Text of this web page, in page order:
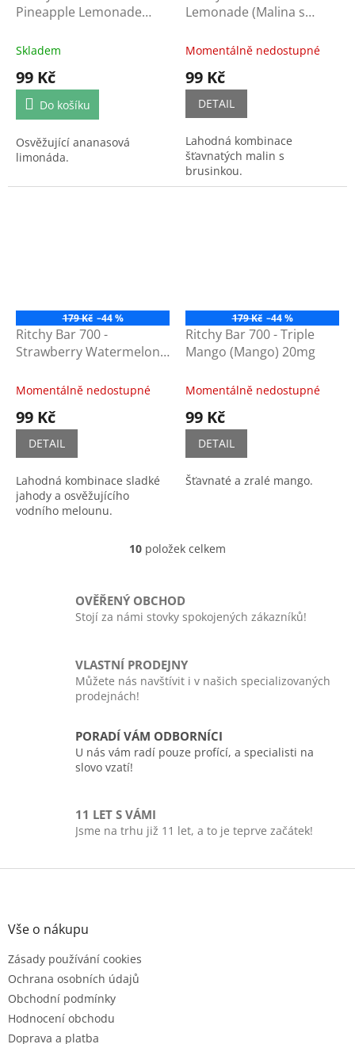
Pineapple Lemonade
20mg
Skladem
99 Kč
Do košíku
Osvěžující ananasová
limonáda.
Lemonade (Malina s
Momentálně nedostupné
99 Kč
DETAIL
Lahodná kombinace
šťavnatých malin s
brusinkou.
179 Kč –44 %
Ritchy Bar 700 -
Strawberry Watermelon
melounem) 20mg
Momentálně nedostupné
99 Kč
DETAIL
Lahodná kombinace sladké
jahody a osvěžujícího
vodního melounu.
179 Kč –44 %
Ritchy Bar 700 - Triple
Mango (Mango) 20mg
Momentálně nedostupné
99 Kč
DETAIL
Šťavnaté a zralé mango.
O
á
d
í
p
r
y
v
u
10 položek celkem
OVĚŘENÝ OBCHOD
Stojí za námi stovky spokojených zákazníků!
VLASTNÍ PRODEJNY
Můžete nás navštívit i v našich specializovaných
prodejnách!
PORADÍ VÁM ODBORNÍCI
U nás vám radí pouze profící, a specialisti na
slovo vzatí!
11 LET S VÁMI
Jsme na trhu již 11 let, a to je teprve začátek!
Z
Vše o nákupu
Zásady používání cookies
Ochrana osobních údajů
Obchodní podmínky
Hodnocení obchodu
Doprava a platba